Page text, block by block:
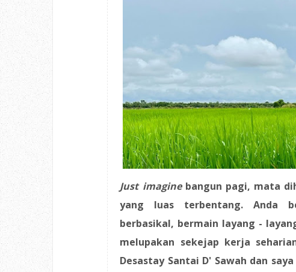
Just imaginebangun pagi, mata
yang luas terbentang. Anda
berbasikal, bermain layang -
melupakan sekejap kerja
Desastay Santai D' Sawah dan